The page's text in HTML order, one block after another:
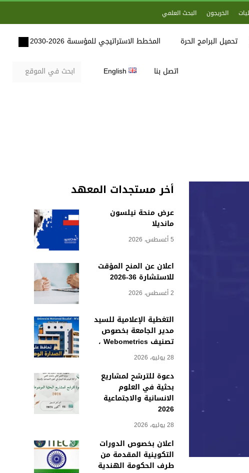
الخريجون البحث العلمي
تحميل البرامج الحرة المخطط الاستراتيجي للمؤسسة 2026-2030
اتصل بنا English
أخر مستجدات المعهد
عرض منحة نيلسون
مانديلا
5 أغسطس، 2026
اعلان عن المنح المؤقت
للاستشارة 36-2026
2 أغسطس، 2026
التغطية الإعلامية للسيد
مدير الجامعة بخصوص
تصنيف Webometrics ،
28 يوليو، 2026
دعوة للترشح لمشاريع
بحثية في العلوم
الانسانية والاجتماعية
2026
28 يوليو، 2026
اعلان بخصوص الدورات
التكوينية المقدمة من
طرف الحكومة الهندية